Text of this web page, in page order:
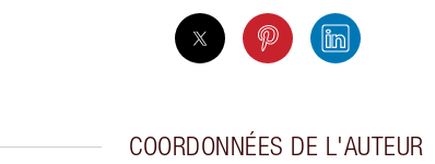
COORDONNÉES DE L'AUTEUR